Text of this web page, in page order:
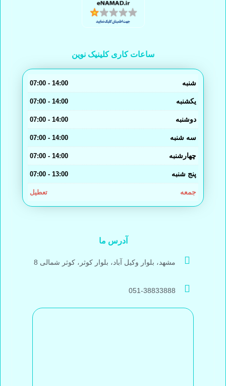
ساعات کاری کلینیک نوین
شنبه 14:00 - 07:00
یکشنبه 14:00 - 07:00
دوشنبه 14:00 - 07:00
سه شنبه 14:00 - 07:00
چهارشنبه 14:00 - 07:00
پنج شنبه 13:00 - 07:00
جمعه تعطیل
آدرس ما
مشهد، بلوار وکیل آباد، بلوار کوثر، کوثر شمالی 8
051-38833888